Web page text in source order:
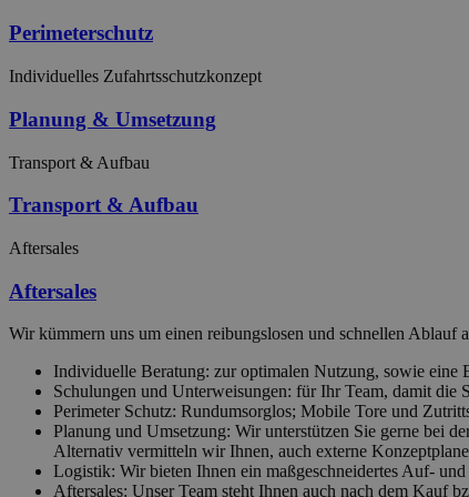
Perimeterschutz
Individuelles Zufahrtsschutzkonzept
Planung & Umsetzung
Transport & Aufbau
Transport & Aufbau
Aftersales
Aftersales
Wir kümmern uns um einen reibungslosen und schnellen Ablauf
Individuelle Beratung: zur optimalen Nutzung, sowie eine
Schulungen und Unterweisungen: für Ihr Team, damit die
Perimeter Schutz: Rundumsorglos; Mobile Tore und
Planung und Umsetzung: Wir unterstützen Sie gerne bei
Alternativ vermitteln wir Ihnen, auch externe
Logistik: Wir bieten Ihnen ein maßgeschneidertes Auf-
Aftersales: Unser Team steht Ihnen auch nach dem Kauf